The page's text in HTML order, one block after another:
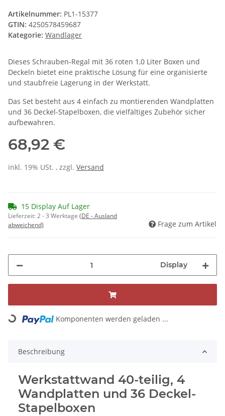
Artikelnummer: PL1-15377
GTIN: 4250578459687
Kategorie: Wandlager
Dieses Schrauben-Regal mit 36 roten 1,0 Liter Boxen und
Deckeln bietet eine praktische Lösung für eine organisierte
und staubfreie Lagerung in der Werkstatt.
Das Set besteht aus 4 einfach zu montierenden Wandplatten
und 36 Deckel-Stapelboxen, die vielfältiges Zubehör sicher
aufbewahren.
68,92 €
inkl. 19% USt. , zzgl. Versand
15 Display Auf Lager
Lieferzeit:2 - 3 Werktage (DE - Ausland
abweichend)
Frage zum Artikel
Display
Loading... Komponenten werden geladen ...
Beschreibung
Werkstattwand 40-teilig, 4
Wandplatten und 36 Deckel-
Stapelboxen